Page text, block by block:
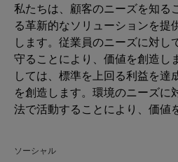
China compliance
Cosmos Approved
INCI:
Olea Europaea (Olive)
Origin:
From upcycled olive oil
Upcycled
私たちは、顧客のニーズを知る
る革新的なソリューションを提
します。従業員のニーズに対し
守ることにより、価値を創造し
しては、標準を上回る利益を達
を創造します。環境のニーズに
法で活動することにより、価値
ソーシャル